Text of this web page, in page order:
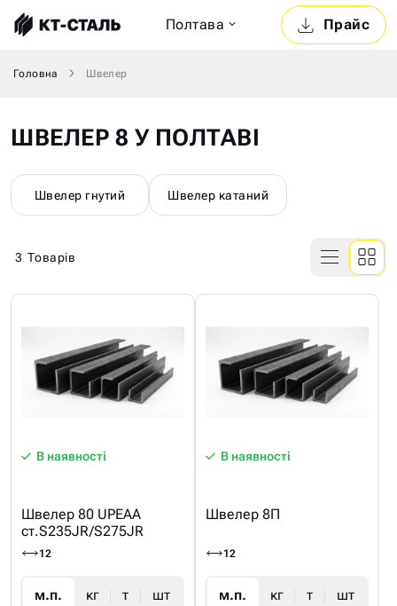
Прайс
Полтава
Головна Швелер
ШВЕЛЕР 8 У ПОЛТАВІ
Швелер гнутий Швелер катаний
3 Товарів
В наявності
Швелер 80 UPEAA
ст.S235JR/S275JR
12
м.п. кг т шт
В наявності
Швелер 8П
12
м.п. кг т шт